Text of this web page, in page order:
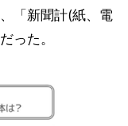
「新聞計(紙、電
った。